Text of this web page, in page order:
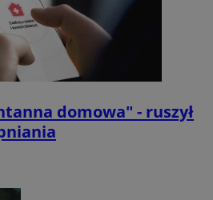
domowa" - ruszył